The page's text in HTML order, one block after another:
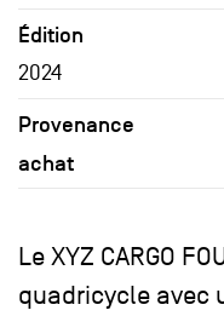
Édition
2024
Provenance
achat
Le XYZ CARGO
quadricycle avec